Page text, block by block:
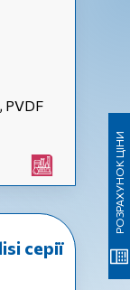
PVDF
серії
РОЗРАХУНОК ЦІНИ